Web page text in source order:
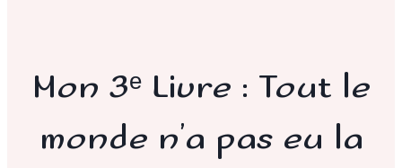
Mon 3ᵉ Livre : Tout le
monde n’a pas eu la